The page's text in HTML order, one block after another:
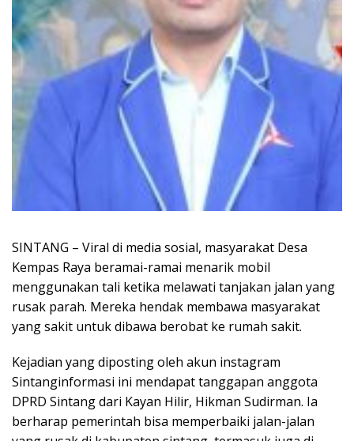
SINTANG – Viral di media sosial, masyarakat Desa
Kempas Raya beramai-ramai menarik mobil
menggunakan tali ketika melawati tanjakan jalan yang
rusak parah. Mereka hendak membawa masyarakat
yang sakit untuk dibawa berobat ke rumah sakit.
Kejadian yang diposting oleh akun instagram
Sintanginformasi ini mendapat tanggapan anggota
DPRD Sintang dari Kayan Hilir, Hikman Sudirman. Ia
berharap pemerintah bisa memperbaiki jalan-jalan